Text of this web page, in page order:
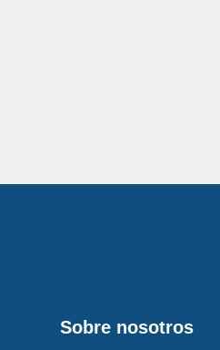
Sobre nosotros